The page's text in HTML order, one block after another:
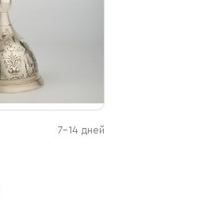
7-14 дней